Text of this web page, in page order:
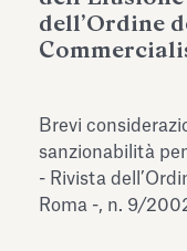
Fondazione
Torlonia
Leggi
dell’Ordine
Brevi
sanzionabilità
- Rivista
Roma -, n. 9/